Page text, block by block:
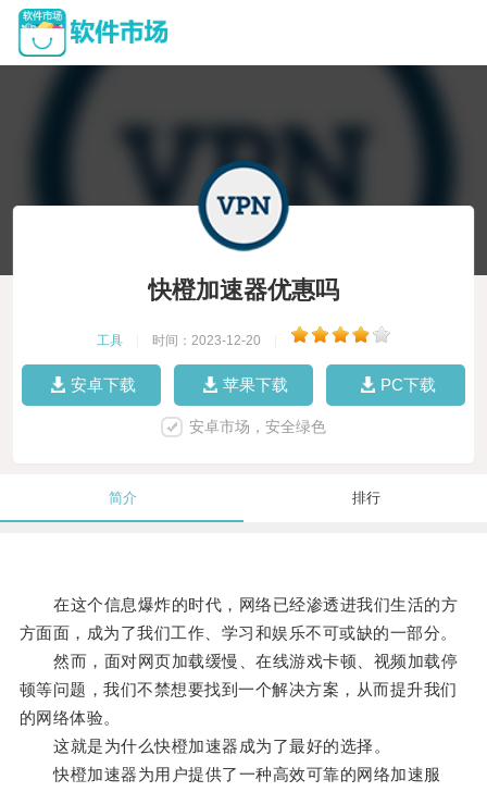
快橙加速器优惠吗
工具 时间：2023-12-20
安卓下载 苹果下载 PC下载
安卓市场，安全绿色
简介 排行
在这个信息爆炸的时代，网络已经渗透进我们生活的方
方面面，成为了我们工作、学习和娱乐不可或缺的一部分。
然而，面对网页加载缓慢、在线游戏卡顿、视频加载停
顿等问题，我们不禁想要找到一个解决方案，从而提升我们
的网络体验。
这就是为什么快橙加速器成为了最好的选择。
快橙加速器为用户提供了一种高效可靠的网络加速服